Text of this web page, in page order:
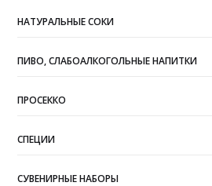
НАТУРАЛЬНЫЕ СОКИ
ПИВО, СЛАБОАЛКОГОЛЬНЫЕ НАПИТКИ
ПРОСЕККО
СПЕЦИИ
СУВЕНИРНЫЕ НАБОРЫ